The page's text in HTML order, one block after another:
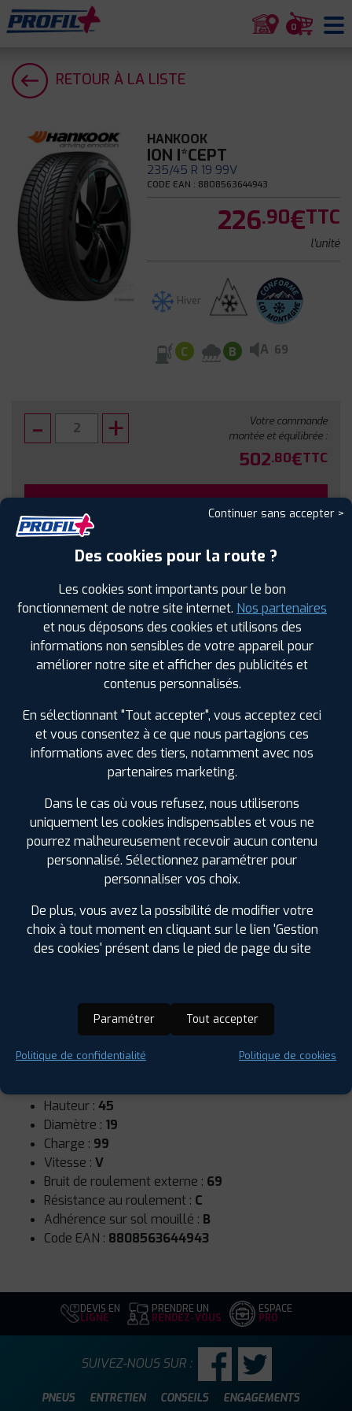
0
RETOUR À LA LISTE
HANKOOK
ION I*CEPT
235/45 R 19 99V
CODE EAN : 8808563644943
226.90€TTC
l'unité
Hiver
C B A 69
Votre commande
montée et équilibrée :
502.80€TTC
Sous réserve de disponibilité en agence
SPÉCIFICATIONS AVIS CLIENTS ÉTIQUETAGE
Saison :
Hiver
Hauteur : 45
Diamètre : 19
Charge : 99
Vitesse : V
Bruit de roulement externe : 69
Résistance au roulement : C
Adhérence sur sol mouillé : B
Code EAN : 8808563644943
DEVIS EN
LIGNE
PRENDRE UN
RENDEZ-VOUS
ESPACE
PRO
PNEUS ENTRETIEN CONSEILS ENGAGEMENTS
SUIVEZ-NOUS SUR :
Continuer sans accepter >
Des cookies pour la route ?
Les cookies sont importants pour le bon
fonctionnement de notre site internet. Nos partenaires
et nous déposons des cookies et utilisons des
informations non sensibles de votre appareil pour
améliorer notre site et afficher des publicités et
contenus personnalisés.
En sélectionnant "Tout accepter", vous acceptez ceci
et vous consentez à ce que nous partagions ces
informations avec des tiers, notamment avec nos
partenaires marketing.
Dans le cas où vous refusez, nous utiliserons
uniquement les cookies indispensables et vous ne
pourrez malheureusement recevoir aucun contenu
personnalisé. Sélectionnez paramétrer pour
personnaliser vos choix.
De plus, vous avez la possibilité de modifier votre
choix à tout moment en cliquant sur le lien 'Gestion
des cookies' présent dans le pied de page du site
Paramétrer Tout accepter
Politique de confidentialité Politique de cookies